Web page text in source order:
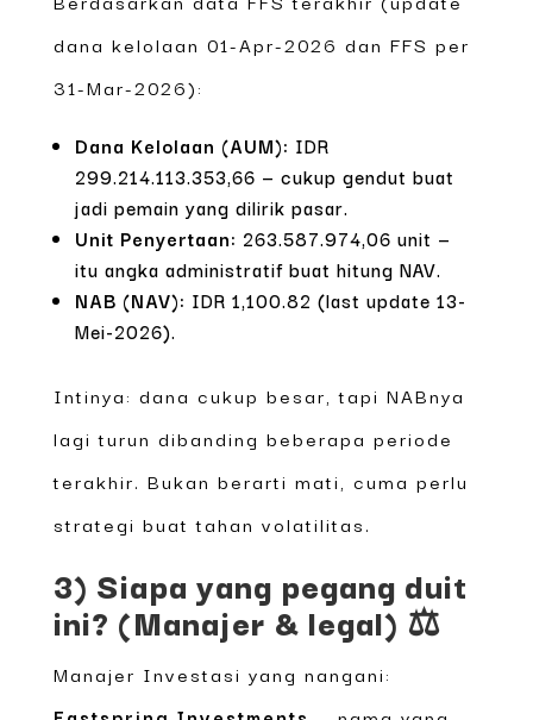
dana kelolaan 01-Apr-2026 dan FFS per
31-Mar-2026):
Dana Kelolaan (AUM): IDR
299.214.113.353,66 — cukup gendut buat
jadi pemain yang dilirik pasar.
Unit Penyertaan: 263.587.974,06 unit —
itu angka administratif buat hitung NAV.
NAB (NAV): IDR 1,100.82 (last update 13-
Mei-2026).
Intinya: dana cukup besar, tapi NABnya
lagi turun dibanding beberapa periode
terakhir. Bukan berarti mati, cuma perlu
strategi buat tahan volatilitas.
3) Siapa yang pegang duit
ini? (Manajer & legal) ⚖️
Manajer Investasi yang nangani: